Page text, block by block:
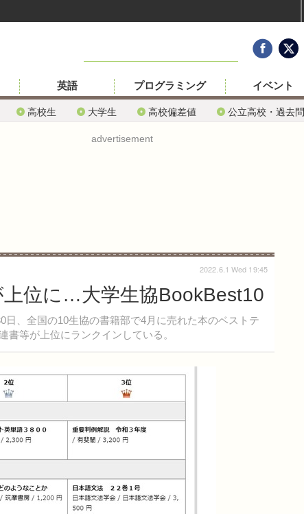
高校生 大学生 高校偏差値 公立高校・過去問
英語 プログラミング イベント
advertisement
位に…大学生協BookBest10
、全国の10生協の書籍部で4月に売れた本のベストテ
書等が上位にランクインしている。
2022.6.1 Wed 19:45